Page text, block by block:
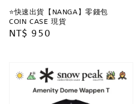
⭐️快速出貨【NANGA】零錢包
COIN CASE 現貨
Regular
NT$ 950